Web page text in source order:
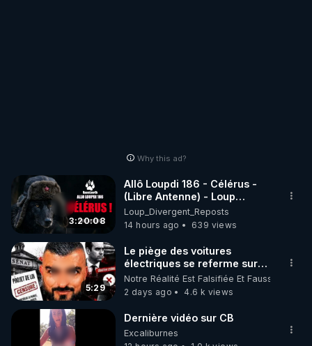
Why this ad?
3:20:08
Allô Loupdi 186 - Célérus -
(Libre Antenne) - Loup
Divergent 2026.08.06
Loup_Divergent_Reposts
14 hours ago
639 views
5:29
Le piège des voitures
électriques se referme sur
les usagers !
Notre Réalité Est Falsifiée Et Fausse
2 days ago
4.6 k views
Dernière vidéo sur CB
Excaliburnes